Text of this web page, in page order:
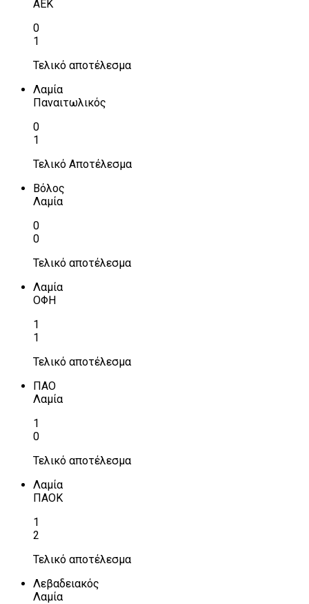
ΑΕΚ
0
1
Τελικό αποτέλεσμα
Λαμία
Παναιτωλικός
0
1
Τελικό Αποτέλεσμα
Βόλος
Λαμία
0
0
Τελικό αποτέλεσμα
Λαμία
ΟΦΗ
1
1
Τελικό αποτέλεσμα
ΠΑΟ
Λαμία
1
0
Τελικό αποτέλεσμα
Λαμία
ΠΑΟΚ
1
2
Τελικό αποτέλεσμα
Λεβαδειακός
Λαμία